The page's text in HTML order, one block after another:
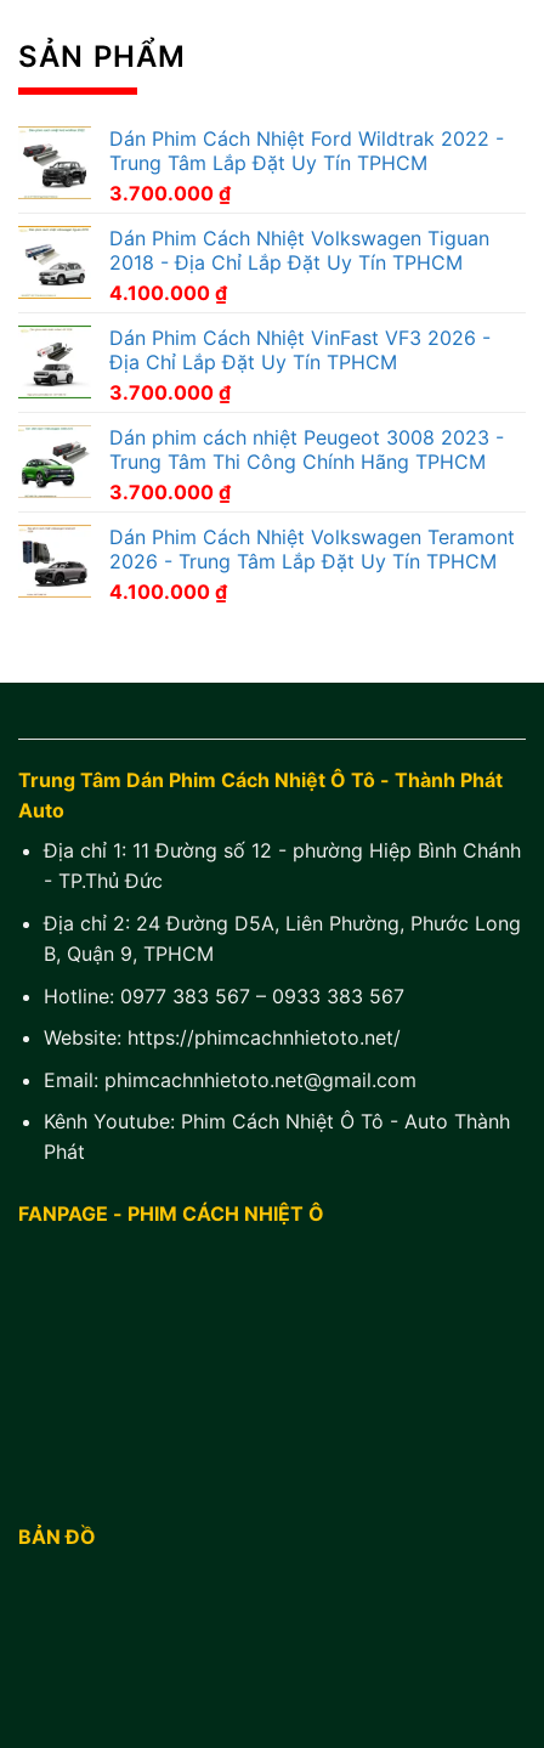
SẢN PHẨM
Dán Phim Cách Nhiệt Ford Wildtrak 2022 -
Trung Tâm Lắp Đặt Uy Tín TPHCM
3.700.000 ₫
Dán Phim Cách Nhiệt Volkswagen Tiguan
2018 - Địa Chỉ Lắp Đặt Uy Tín TPHCM
4.100.000 ₫
Dán Phim Cách Nhiệt VinFast VF3 2026 -
Địa Chỉ Lắp Đặt Uy Tín TPHCM
3.700.000 ₫
Dán phim cách nhiệt Peugeot 3008 2023 -
Trung Tâm Thi Công Chính Hãng TPHCM
3.700.000 ₫
Dán Phim Cách Nhiệt Volkswagen Teramont
2026 - Trung Tâm Lắp Đặt Uy Tín TPHCM
4.100.000 ₫
Trung Tâm Dán Phim Cách Nhiệt Ô Tô - Thành Phát
Auto
Địa chỉ 1: 11 Đường số 12 - phường Hiệp Bình Chánh
- TP.Thủ Đức
Địa chỉ 2: 24 Đường D5A, Liên Phường, Phước Long
B, Quận 9, TPHCM
Hotline: 0977 383 567– 0933 383 567
Website: https://phimcachnhietoto.net/
Email: phimcachnhietoto.net@gmail.com
Kênh Youtube: Phim Cách Nhiệt Ô Tô - Auto Thành
Phát
FANPAGE - PHIM CÁCH NHIỆT Ô
BẢN ĐỒ